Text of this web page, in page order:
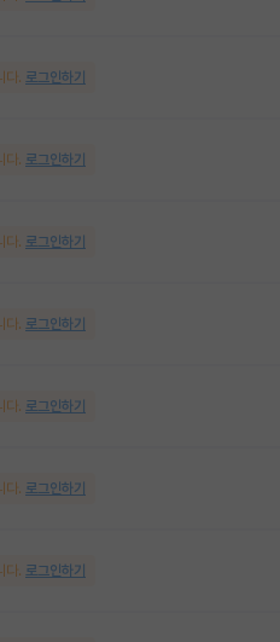
다. 로그인하기
다. 로그인하기
다. 로그인하기
다. 로그인하기
다. 로그인하기
다. 로그인하기
다. 로그인하기